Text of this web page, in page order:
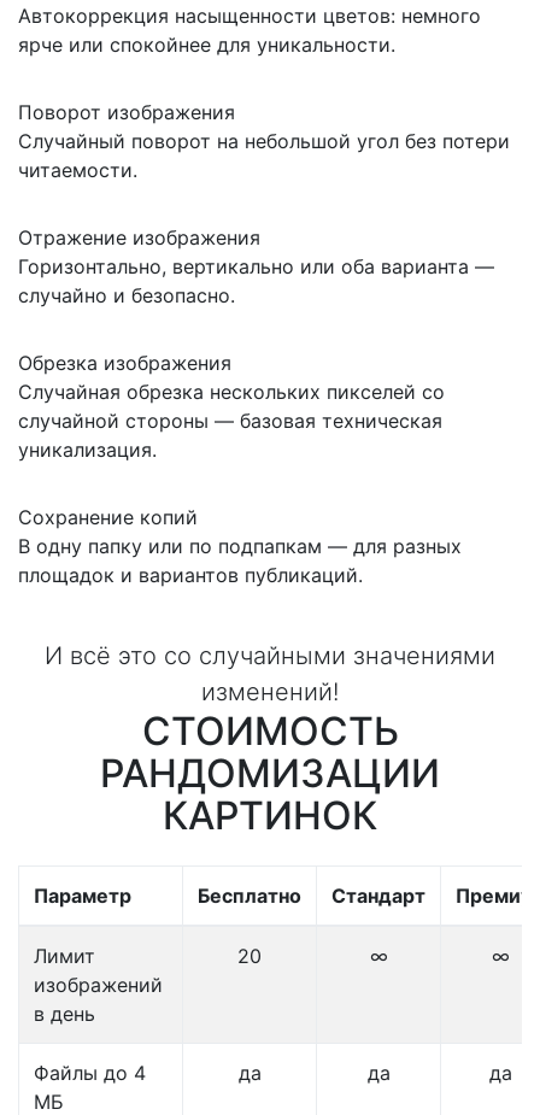
Автокоррекция насыщенности цветов: немного
ярче или спокойнее для уникальности.
Поворот изображения
Случайный поворот на небольшой угол без потери
читаемости.
Отражение изображения
Горизонтально, вертикально или оба варианта —
случайно и безопасно.
Обрезка изображения
Случайная обрезка нескольких пикселей со
случайной стороны — базовая техническая
уникализация.
Сохранение копий
В одну папку или по подпапкам — для разных
площадок и вариантов публикаций.
И всё это со случайными значениями
изменений!
СТОИМОСТЬ
РАНДОМИЗАЦИИ
КАРТИНОК
Параметр Бесплатно Стандарт
Лимит
изображений
в день
20 ∞ ∞
Файлы до 4
МБ
да да да